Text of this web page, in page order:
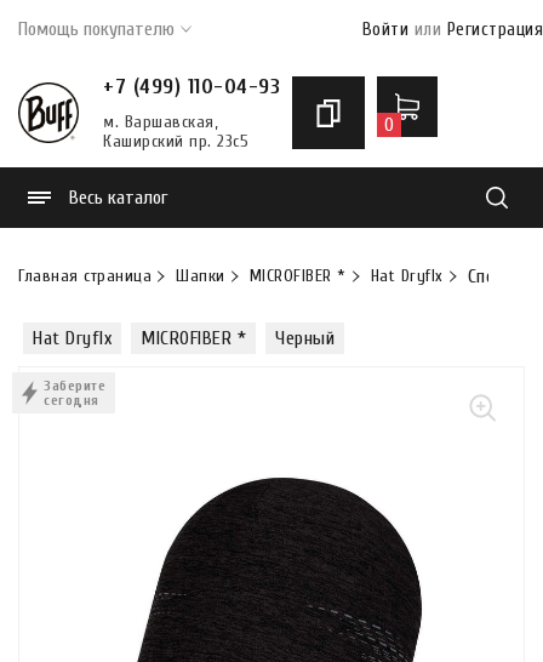
Помощь покупателю Войти или Регистрация
+7 (499) 110-04-93
м. Варшавская,
Каширский пр. 23с5
0
Весь каталог
Главная страница Шапки MICROFIBER * Hat Dryflx
Hat Dryflx MICROFIBER * Черный
Заберите
сегодня